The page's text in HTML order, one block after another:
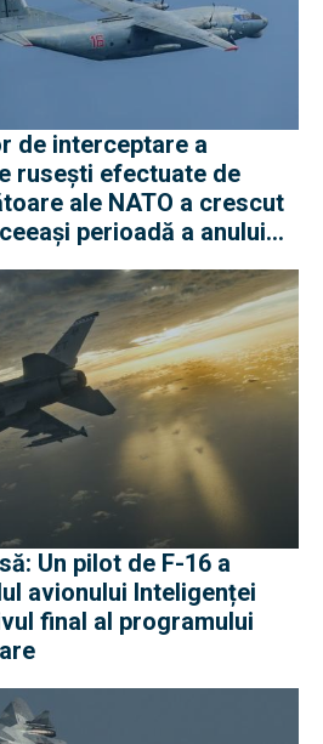
de interceptare a
rusești efectuate de
ale NATO a crescut
perioadă a anului
Un pilot de F-16 a
avionului Inteligenței
final al programului